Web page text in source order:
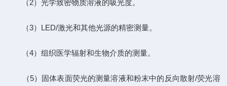
（2）光学致密物质溶液的吸光度。
（3）LED/激光和其他光源的精密测量。
（4）组织医学辐射和生物介质的测量。
（5）固体表面荧光的测量溶液和粉末中的反向散射/荧光溶